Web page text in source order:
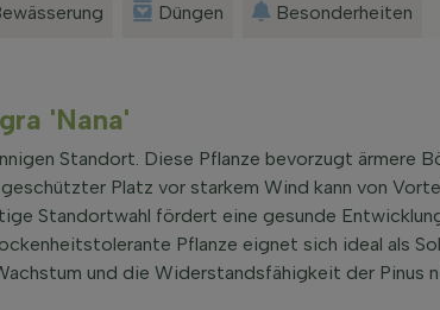
Düngen Besonderheiten
'Nana'
Standort. Diese Pflanze bevorzugt ärmere
Platz vor starkem Wind kann von
Standortwahl fördert eine gesunde
Pflanze eignet sich ideal als
und die Widerstandsfähigkeit der Pinus